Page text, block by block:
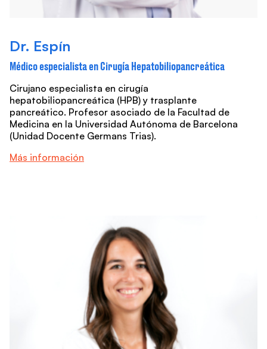
Dr. Espín
Médico especialista en Cirugía Hepatobiliopancreática
Cirujano especialista en cirugía
hepatobiliopancreática (HPB) y trasplante
pancreático. Profesor asociado de la Facultad de
Medicina en la Universidad Autónoma de Barcelona
(Unidad Docente Germans Trias).
Más información